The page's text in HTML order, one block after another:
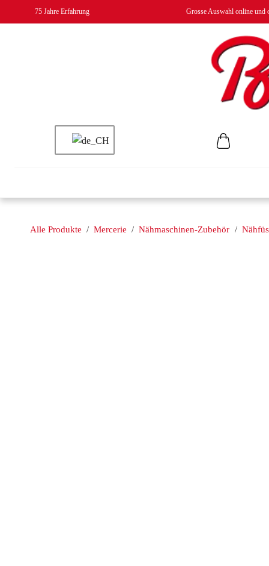
75 Jahre Erfahrung Grosse Auswahl online und
Alle Produkte / Mercerie / Nähmaschinen-Zubehör /